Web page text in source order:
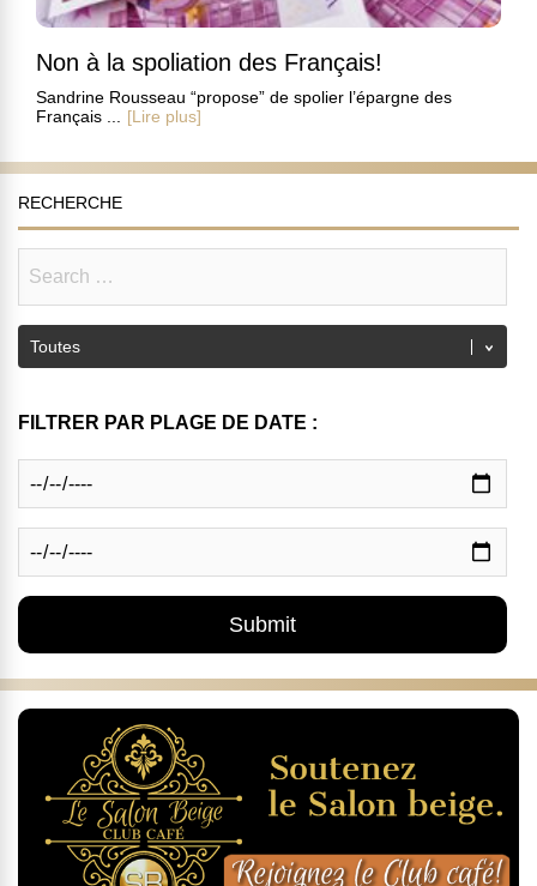
Non à la spoliation des Français!
Sandrine Rousseau “propose” de spolier l’épargne des
Français ...
[Lire plus]
RECHERCHE
FILTRER PAR PLAGE DE DATE :